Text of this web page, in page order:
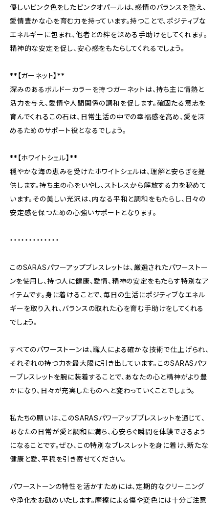
優しいピンク色をしたピンクオパールは、感情のバランスを整え、
愛情豊かな心を育む力を持っています。持つことで、ポジティブな
エネルギーに包まれ、他者との絆を深める手助けをしてくれます。
精神的な安定を促し、安心感をもたらしてくれるでしょう。
**【ガーネット】**
深みのあるボルドーカラーを持つガーネットは、持ち主に情熱と
活力を与え、愛情や人間関係の調和を促します。確固たる意志を
育んでくれるこの石は、日常生活の中での幸福感を高め、愛を深
めるためのサポート役となるでしょう。
**【ホワイトシェル】**
穏やかな海の恵みを受けたホワイトシェルは、理解と安らぎを提
供します。持ち主の心をいやし、ストレスから解放する力を秘めて
います。その美しい光沢は、内なる平和と調和をもたらし、日々の
安定感を保つための心強いサポートとなります。
・・・・・・・・・・・・・
このSARASパワーアップブレスレットは、厳選されたパワーストー
ンを使用し、持つ人に健康、愛情、精神の安定をもたらす特別なア
イテムです。身に着けることで、毎日の生活にポジティブなエネル
ギーを取り入れ、バランスの取れた心を育む手助けをしてくれる
でしょう。
すべてのパワーストーンは、職人による確かな技術で仕上げられ、
それぞれの持つ力を最大限に引き出しています。このSARASパワ
ーブレスレットを腕に装着することで、あなたの心と精神がより豊
かになり、日々が充実したものへと変わっていくことでしょう。
私たちの願いは、このSARASパワーアップブレスレットを通じて、
あなたの日常が愛と調和に満ち、心安らぐ瞬間を体験できるよう
になることです。ぜひ、この特別なブレスレットを身に着け、新たな
健康と愛、平穏を引き寄せてください。
パワーストーンの特性を活かすためには、定期的なクリーニング
や浄化をお勧めいたします。摩擦による傷や変色には十分ご注意